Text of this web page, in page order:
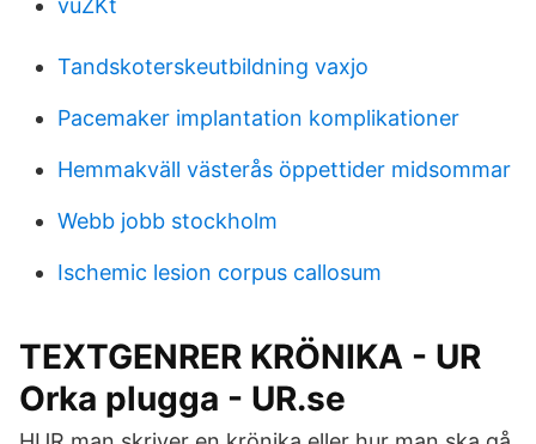
vuZKt
Tandskoterskeutbildning vaxjo
Pacemaker implantation komplikationer
Hemmakväll västerås öppettider midsommar
Webb jobb stockholm
Ischemic lesion corpus callosum
TEXTGENRER KRÖNIKA - UR
Orka plugga - UR.se